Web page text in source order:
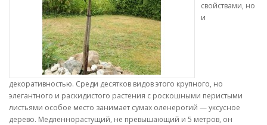
свойствами, но
и
декоративностью. Среди десятков видов этого крупного, но
элегантного и раскидистого растения с роскошными перистыми
листьями особое место занимает сумах оленерогий — уксусное
дерево. Медленнорастущий, не превышающий и 5 метров, он